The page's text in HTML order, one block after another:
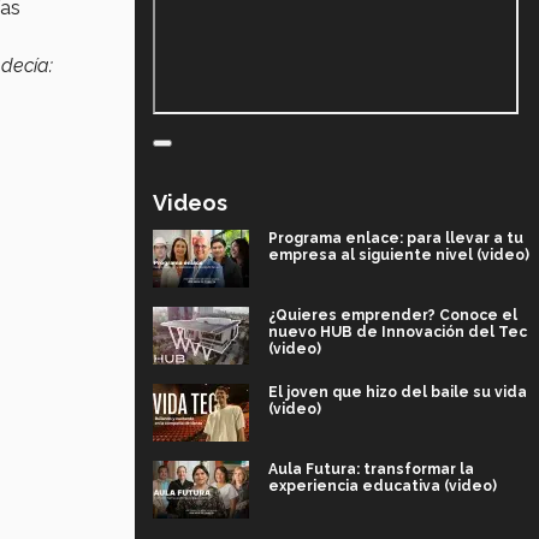
Videos
Programa enlace: para llevar a tu
empresa al siguiente nivel (video)
¿Quieres emprender? Conoce el
nuevo HUB de Innovación del Tec
(video)
El joven que hizo del baile su vida
(video)
Aula Futura: transformar la
experiencia educativa (video)